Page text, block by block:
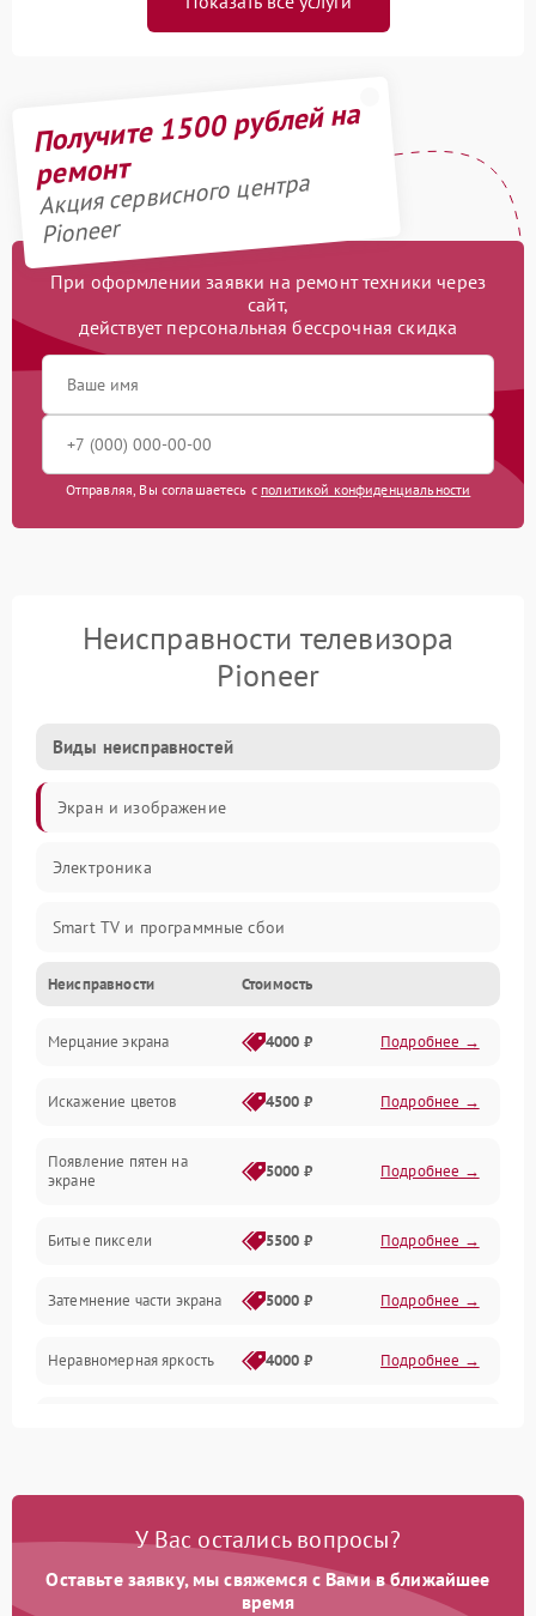
Получите 1500 рублей на
ремонт
Акция сервисного центра
Pioneer
При оформлении заявки на ремонт техники через
сайт,
действует персональная бессрочная скидка
Отправляя, Вы соглашаетесь с политикой конфиденциальности
Неисправности телевизора
Pioneer
Виды неисправностей
Экран и изображение
Электроника
Smart TV и программные сбои
Питание и запуск
Подсветка и LED-модули
Звук и аудиосистема
Сигнал и приём каналов
Механические повреждения
Программное обеспечение
Сеть и подключения
Аудио
Неисправности Стоимость
Мерцание экрана 4000 ₽ Подробнее →
Искажение цветов 4500 ₽ Подробнее →
Появление пятен на
экране
5000 ₽ Подробнее →
Битые пиксели 5500 ₽ Подробнее →
Затемнение части экрана 5000 ₽ Подробнее →
Неравномерная яркость 4000 ₽ Подробнее →
У Вас остались вопросы?
Оставьте заявку, мы свяжемся с Вами в ближайшее
время